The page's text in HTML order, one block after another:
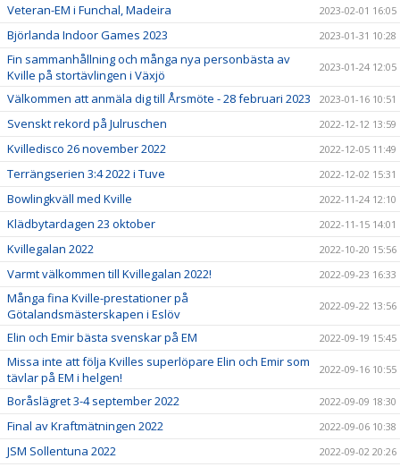
Veteran-EM i Funchal, Madeira 2023-02-01 16:05
Björlanda Indoor Games 2023 2023-01-31 10:28
Fin sammanhållning och många nya personbästa av
Kville på stortävlingen i Växjö
2023-01-24 12:05
Välkommen att anmäla dig till Årsmöte - 28 februari 2023 2023-01-16 10:51
Svenskt rekord på Julruschen 2022-12-12 13:59
Kvilledisco 26 november 2022 2022-12-05 11:49
Terrängserien 3:4 2022 i Tuve 2022-12-02 15:31
Bowlingkväll med Kville 2022-11-24 12:10
Klädbytardagen 23 oktober 2022-11-15 14:01
Kvillegalan 2022 2022-10-20 15:56
Varmt välkommen till Kvillegalan 2022! 2022-09-23 16:33
Många fina Kville-prestationer på
Götalandsmästerskapen i Eslöv
2022-09-22 13:56
Elin och Emir bästa svenskar på EM 2022-09-19 15:45
Missa inte att följa Kvilles superlöpare Elin och Emir som
tävlar på EM i helgen!
2022-09-16 10:55
Boråslägret 3-4 september 2022 2022-09-09 18:30
Final av Kraftmätningen 2022 2022-09-06 10:38
JSM Sollentuna 2022 2022-09-02 20:26